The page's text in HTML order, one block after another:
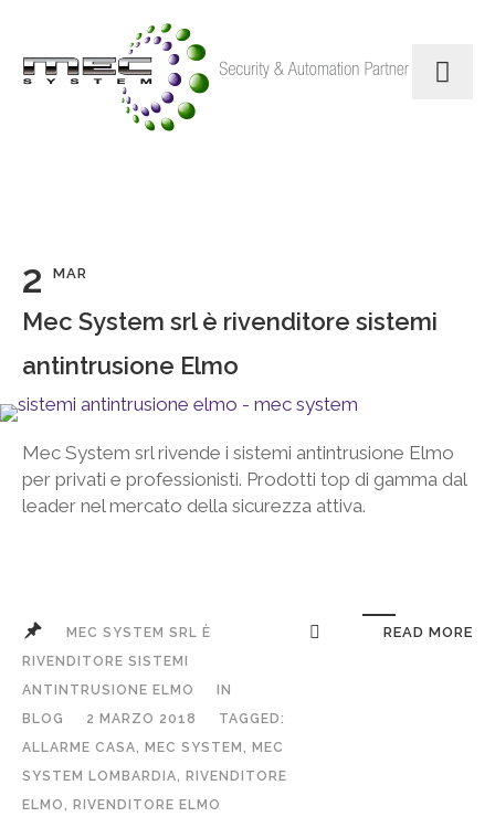
2 MAR
Mec System srl è rivenditore sistemi
antintrusione Elmo
Mec System srl rivende i sistemi antintrusione Elmo
per privati e professionisti. Prodotti top di gamma dal
leader nel mercato della sicurezza attiva.
MEC SYSTEM SRL È
RIVENDITORE SISTEMI
ANTINTRUSIONE ELMO
IN
BLOG
2 MARZO 2018
TAGGED:
ALLARME CASA, MEC SYSTEM , MEC
SYSTEM LOMBARDIA, RIVENDITORE
ELMO, RIVENDITORE ELMO
READ MORE